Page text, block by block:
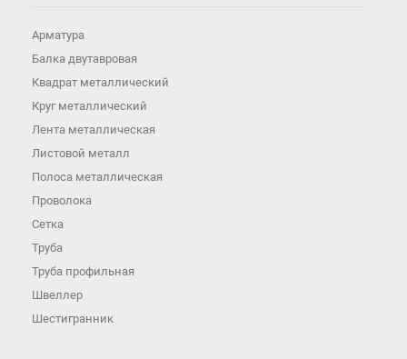
Арматура
Балка двутавровая
Квадрат металлический
Круг металлический
Лента металлическая
Листовой металл
Полоса металлическая
Проволока
Сетка
Труба
Труба профильная
Швеллер
Шестигранник